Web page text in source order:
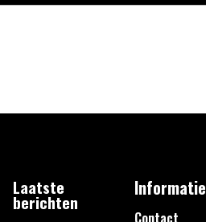
Laatste
berichten
Informatie